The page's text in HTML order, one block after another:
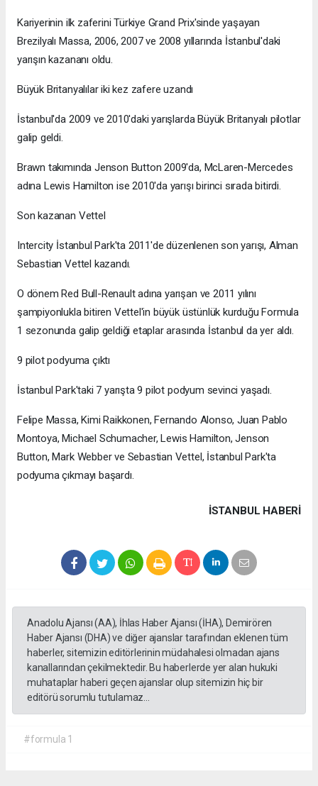
Kariyerinin ilk zaferini Türkiye Grand Prix'sinde yaşayan
Brezilyalı Massa, 2006, 2007 ve 2008 yıllarında İstanbul'daki
yarışın kazananı oldu.
Büyük Britanyalılar iki kez zafere uzandı
İstanbul'da 2009 ve 2010'daki yarışlarda Büyük Britanyalı pilotlar
galip geldi.
Brawn takımında Jenson Button 2009'da, McLaren-Mercedes
adına Lewis Hamilton ise 2010'da yarışı birinci sırada bitirdi.
Son kazanan Vettel
Intercity İstanbul Park'ta 2011'de düzenlenen son yarışı, Alman
Sebastian Vettel kazandı.
O dönem Red Bull-Renault adına yarışan ve 2011 yılını
şampiyonlukla bitiren Vettel'in büyük üstünlük kurduğu Formula
1 sezonunda galip geldiği etaplar arasında İstanbul da yer aldı.
9 pilot podyuma çıktı
İstanbul Park'taki 7 yarışta 9 pilot podyum sevinci yaşadı.
Felipe Massa, Kimi Raikkonen, Fernando Alonso, Juan Pablo
Montoya, Michael Schumacher, Lewis Hamilton, Jenson
Button, Mark Webber ve Sebastian Vettel, İstanbul Park'ta
podyuma çıkmayı başardı.
İSTANBUL HABERİ
Anadolu Ajansı (AA), İhlas Haber Ajansı (İHA), Demirören
Haber Ajansı (DHA) ve diğer ajanslar tarafından eklenen tüm
haberler, sitemizin editörlerinin müdahalesi olmadan ajans
kanallarından çekilmektedir. Bu haberlerde yer alan hukuki
muhataplar haberi geçen ajanslar olup sitemizin hiç bir
editörü sorumlu tutulamaz...
#formula 1